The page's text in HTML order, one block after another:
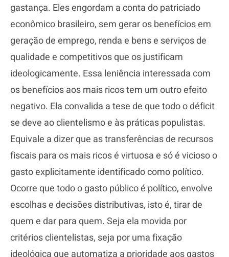
gastança. Eles engordam a conta do patriciado
econômico brasileiro, sem gerar os benefícios em
geração de emprego, renda e bens e serviços de
qualidade e competitivos que os justificam
ideologicamente. Essa leniência interessada com
os benefícios aos mais ricos tem um outro efeito
negativo. Ela convalida a tese de que todo o déficit
se deve ao clientelismo e às práticas populistas.
Equivale a dizer que as transferências de recursos
fiscais para os mais ricos é virtuosa e só é vicioso o
gasto explicitamente identificado como político.
Ocorre que todo o gasto público é político, envolve
escolhas e decisões distributivas, isto é, tirar de
quem e dar para quem. Seja ela movida por
critérios clientelistas, seja por uma fixação
ideológica que automatiza a prioridade aos gastos